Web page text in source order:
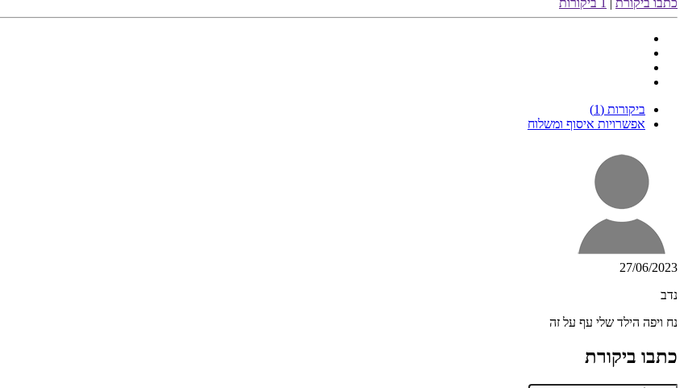
כתבו ביקורת | 1 ביקורות
ביקורות (1)
אפשרויות איסוף ומשלוח
27/06/2023
נדב
נח ויפה הילד שלי עף על זה
כתבו ביקורת